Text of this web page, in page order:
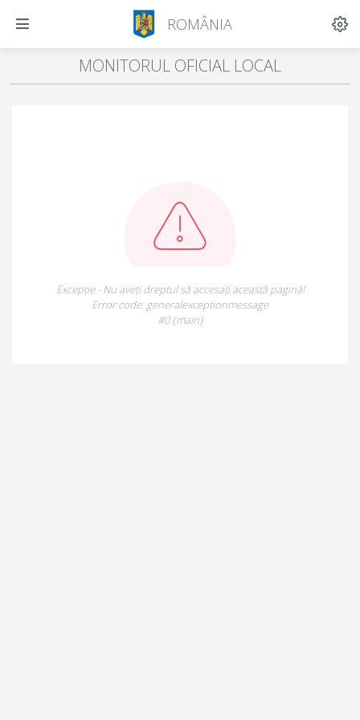
ROMÂNIA
MONITORUL OFICIAL LOCAL
Excepție - Nu aveți dreptul să accesați această pagină!
Error code: generalexceptionmessage
#0 {main}